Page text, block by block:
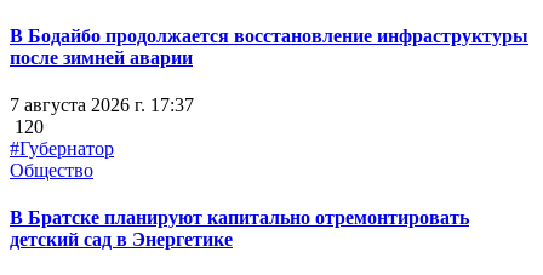
В Бодайбо продолжается восстановление инфраструктуры
после зимней аварии
7 августа 2026 г. 17:37
120
#Губернатор
Общество
В Братске планируют капитально отремонтировать
детский сад в Энергетике